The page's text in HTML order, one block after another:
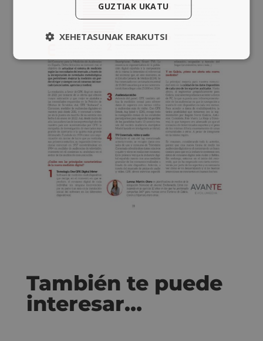
También te puede
interesar…
GUZTIAK UKATU
XEHETASUNAK ERAKUTSI